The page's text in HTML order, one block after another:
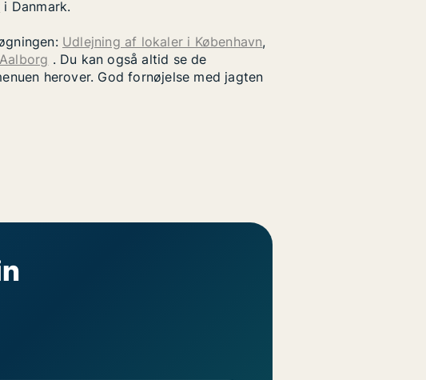
i Danmark.
Udlejning af lokaler i København,
. Du kan også altid se de
herover. God fornøjelse med jagten